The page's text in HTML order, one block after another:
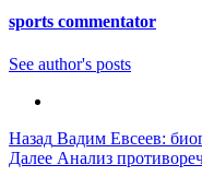
sports commentator
See author's posts
Post
Navigation
Назад Вадим Евсеев:
Далее Анализ